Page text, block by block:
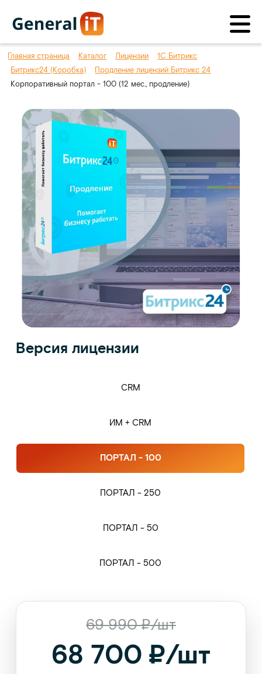
Главная страница Каталог Лицензии
1С Битрикс
Битрикс24 (Коробка)
Продление лицензий Битрикс 24
Корпоративный портал - 100 (12 мес., продление)
Версия лицензии
CRM
ИМ + CRM
ПОРТАЛ - 100
ПОРТАЛ - 250
ПОРТАЛ - 50
ПОРТАЛ - 500
69 990 ₽/шт
68 700 ₽/шт